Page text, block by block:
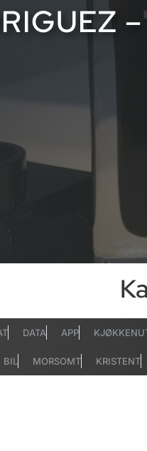
DATA APP
BIL MORSOMT KRISTENT